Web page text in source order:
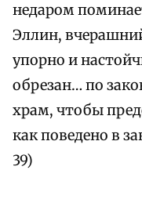
недаром
Эллин,
упорно и
обрезан… по
храм, чтобы
как поведено в
39)